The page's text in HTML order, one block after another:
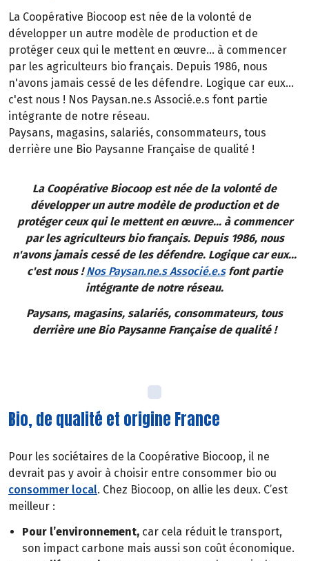
La Coopérative Biocoop est née de la volonté de
développer un autre modèle de production et de
protéger ceux qui le mettent en œuvre... à commencer
par les agriculteurs bio français. Depuis 1986, nous
n'avons jamais cessé de les défendre. Logique car eux...
c'est nous ! Nos Paysan.ne.s Associé.e.s font partie
intégrante de notre réseau.
Paysans, magasins, salariés, consommateurs, tous
derrière une Bio Paysanne Française de qualité !
La Coopérative Biocoop est née de la volonté de
développer un autre modèle de production et de
protéger ceux qui le mettent en œuvre... à commencer
par les agriculteurs bio français. Depuis 1986, nous
n'avons jamais cessé de les défendre. Logique car eux...
c'est nous !Nos Paysan.ne.s Associé.e.sfont partie
intégrante de notre réseau.
Paysans, magasins, salariés, consommateurs, tous
derrière une Bio Paysanne Française de qualité !
Bio, de qualité et origine France
Pour les sociétaires de la Coopérative Biocoop, il ne
devrait pas y avoir à choisir entre consommer bio ou
consommer local. Chez Biocoop, on allie les deux. C’est
meilleur :
Pour l’environnement, car cela réduit le transport,
son impact carbone mais aussi son coût économique.